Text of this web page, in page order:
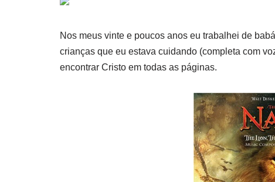
Nos meus vinte e poucos anos eu trabalhei de
crianças que eu estava cuidando (completa com
encontrar Cristo em todas as páginas.